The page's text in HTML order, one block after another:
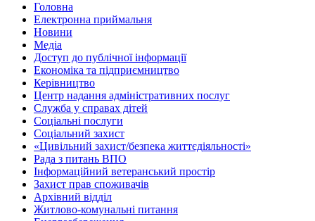
Головна
Електронна приймальня
Новини
Медіа
Доступ до публічної інформації
Економіка та підприємництво
Керівництво
Центр надання адміністративних послуг
Служба у справах дітей
Соціальні послуги
Соціальний захист
«Цивільний захист/безпека життєдіяльності»
Рада з питань ВПО
Інформаційний ветеранський простір
Захист прав споживачів
Архівний відділ
Житлово-комунальні питання